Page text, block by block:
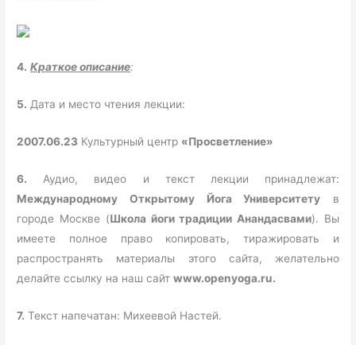
4. Краткое описание:
5. Дата и место чтения лекции:
2007.06.23 Культурный центр «Просветление»
6. Аудио, видео и текст лекции принадлежат:
Международному Открытому Йога Университету в
городе Москве (Школа йоги традиции Анандасвами). Вы
имеете полное право копировать, тиражировать и
распространять материалы этого сайта, желательно
делайте ссылку на наш сайтwww.openyoga.ru.
7. Текст напечатан: Михеевой Настей.